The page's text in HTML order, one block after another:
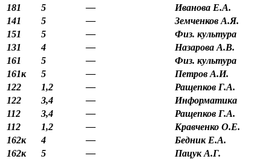
181
5 —
Иванова Е.А.
141
5 —
Земченков А.Я.
151
5 —
Физ. культура
131
4 —
Назарова А.В.
161
5 —
Физ. культура
161к
5 —
Петров А.И.
122
1,2 —
Ращепков Г.А.
122
3,4 —
Информатика
112
3,4 —
Ращепков Г.А.
112
1,2 —
Кравченко О.Е.
162к
4 —
Бедник Е.А.
162к
5 —
Пацук А.Г.